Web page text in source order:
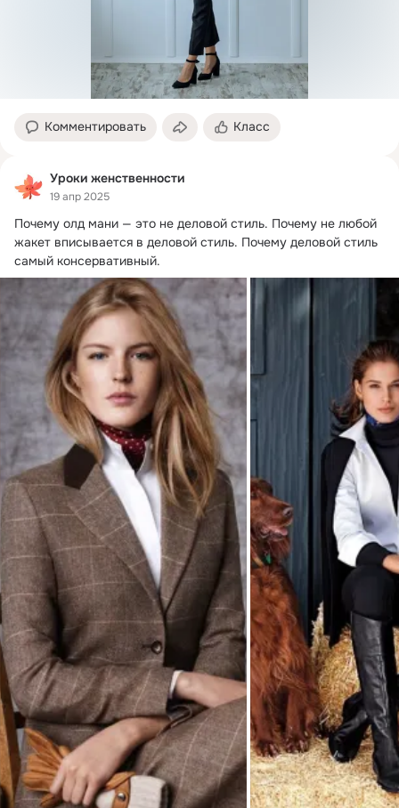
Комментировать Класс
Уроки женственности
19 апр 2025
Почему олд мани — это не деловой стиль. Почему не любой
жакет вписывается в деловой стиль. Почему деловой стиль
самый консервативный.